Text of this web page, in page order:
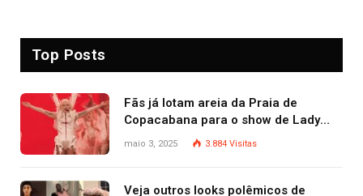
Top Posts
Fãs já lotam areia da Praia de
Copacabana para o show de Lady
Gaga
maio 3, 2025 3.884 Visitas
Veja outros looks polêmicos de